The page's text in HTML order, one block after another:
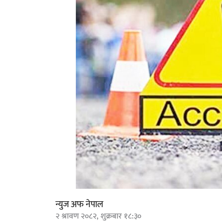
न्युज अफ नेपाल
२ श्रावण २०८२, शुक्रबार १८:३०